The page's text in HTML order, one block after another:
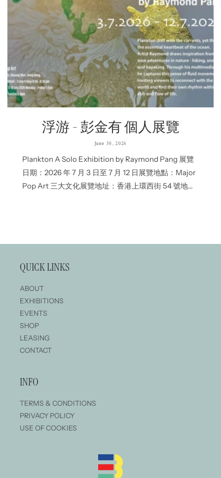
浮游 - 彭金有 個人展覽
June 30, 2026
Plankton A Solo Exhibition by Raymond Pang 展覽
日期：2026 年 7 月 3 日至 7 月 12 日展覽地點：Major
Pop Art 三大文化展覽地址：香港上環西街 54 號地下
QUICK LINKS
ABOUT
EXHIBITIONS
EVENTS
SHOP
LEASING
CONTACT
INFO
TERMS & CONDITIONS
PRIVACY POLICY
USE OF COOKIES